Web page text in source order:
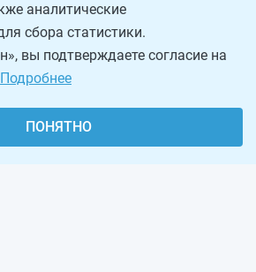
аналитические
сбора статистики.
вы подтверждаете согласие на
Подробнее
ПОНЯТНО